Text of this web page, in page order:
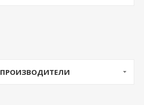
ПРОИЗВОДИТЕЛИ